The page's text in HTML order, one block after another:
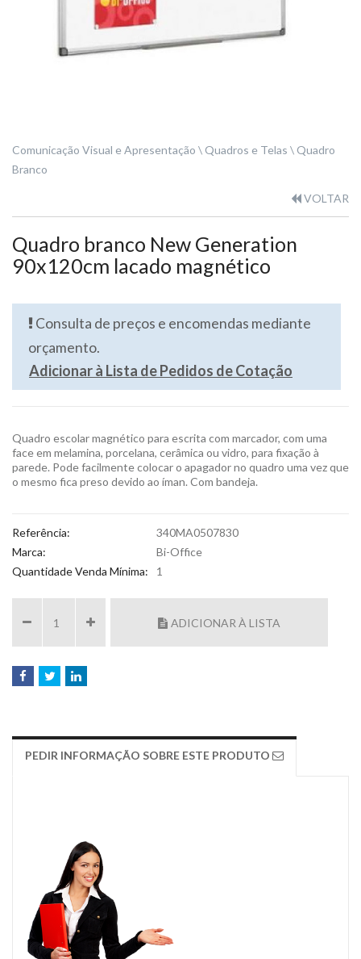
Comunicação Visual e Apresentação Quadros e Telas
Quadro
Branco
VOLTAR
Quadro branco New Generation
90x120cm lacado magnético
Consulta de preços e encomendas mediante
orçamento.
Adicionar à Lista de Pedidos de Cotação
Quadro escolar magnético para escrita com marcador, com uma
face em melamina, porcelana, cerâmica ou vidro, para fixação à
parede. Pode facilmente colocar o apagador no quadro uma vez que
o mesmo fica preso devido ao íman. Com bandeja.
Referência:
340MA0507830
Marca:
Bi-Office
Quantidade Venda Mínima:
1
ADICIONAR À LISTA
PEDIR INFORMAÇÃO SOBRE ESTE PRODUTO